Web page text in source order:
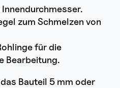
zum Schmelzen von
für die
Bearbeitung.
Bauteil 5 mm oder